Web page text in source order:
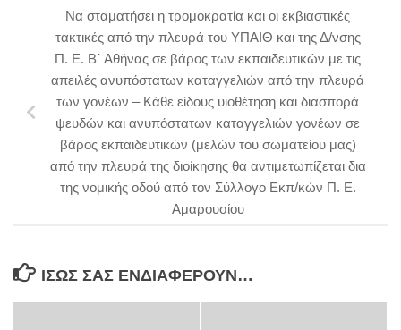
Να σταματήσει η τρομοκρατία και οι εκβιαστικές
τακτικές από την πλευρά του ΥΠΑΙΘ και της Δ/νσης
Π. Ε. Β΄ Αθήνας σε βάρος των εκπαιδευτικών με τις
απειλές ανυπόστατων καταγγελιών από την πλευρά
των γονέων – Κάθε είδους υιοθέτηση και διασπορά
ψευδών και ανυπόστατων καταγγελιών γονέων σε
βάρος εκπαιδευτικών (μελών του σωματείου μας)
από την πλευρά της διοίκησης θα αντιμετωπίζεται δια
της νομικής οδού από τον Σύλλογο Εκπ/κών Π. Ε.
Αμαρουσίου
ΊΣΩΣ ΣΑΣ ΕΝΔΙΑΦΈΡΟΥΝ…